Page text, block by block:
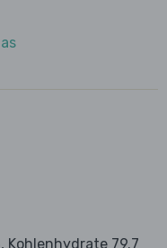
Kohlenhydrate 79.7